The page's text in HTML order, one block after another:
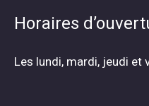
Horaires
Les lundi, mardi, jeudi et